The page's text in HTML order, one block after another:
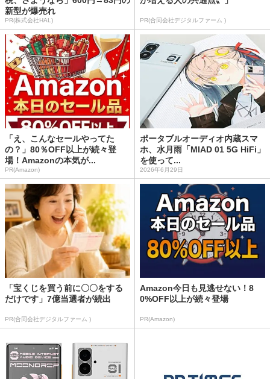
新型が爆売れ
PR(株式会社HAL) PR(合同会社デジタルファーム )
「え、こんなセールやってた
の？」80％OFF以上が続々登
場！Amazonの本気が...
PR(Amazon)
ポータブルオーディオ内蔵スマ
ホ、水月雨「MIAD 01 5G HiFi」
を使って...
2026年6月29日
「宝くじを買う前に〇〇をする
だけです」7億当選者が続出
PR(合同会社デジタルファーム )
Amazon今日も見逃せない！8
0%OFF以上が続々登場
PR(Amazon)